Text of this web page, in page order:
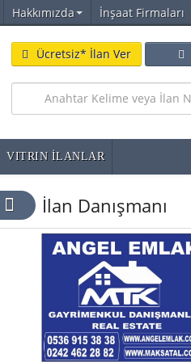
Hakkımızda İnşaat Firmaları
Ücretsiz* İlan Ver
VITRIN İLANLAR
İlan Danışmanı